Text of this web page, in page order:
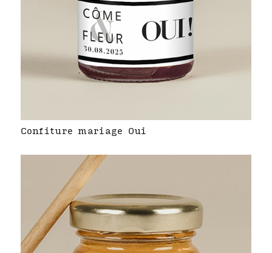
Confiture mariage Oui